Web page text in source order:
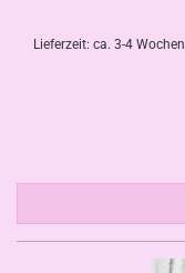
Lieferzeit: ca. 3-4 Wochen